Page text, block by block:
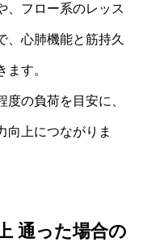
、フロー系のレッス
、心肺機能と筋持久
す。
度の負荷を目安に、
向上につながりま
通った場合の